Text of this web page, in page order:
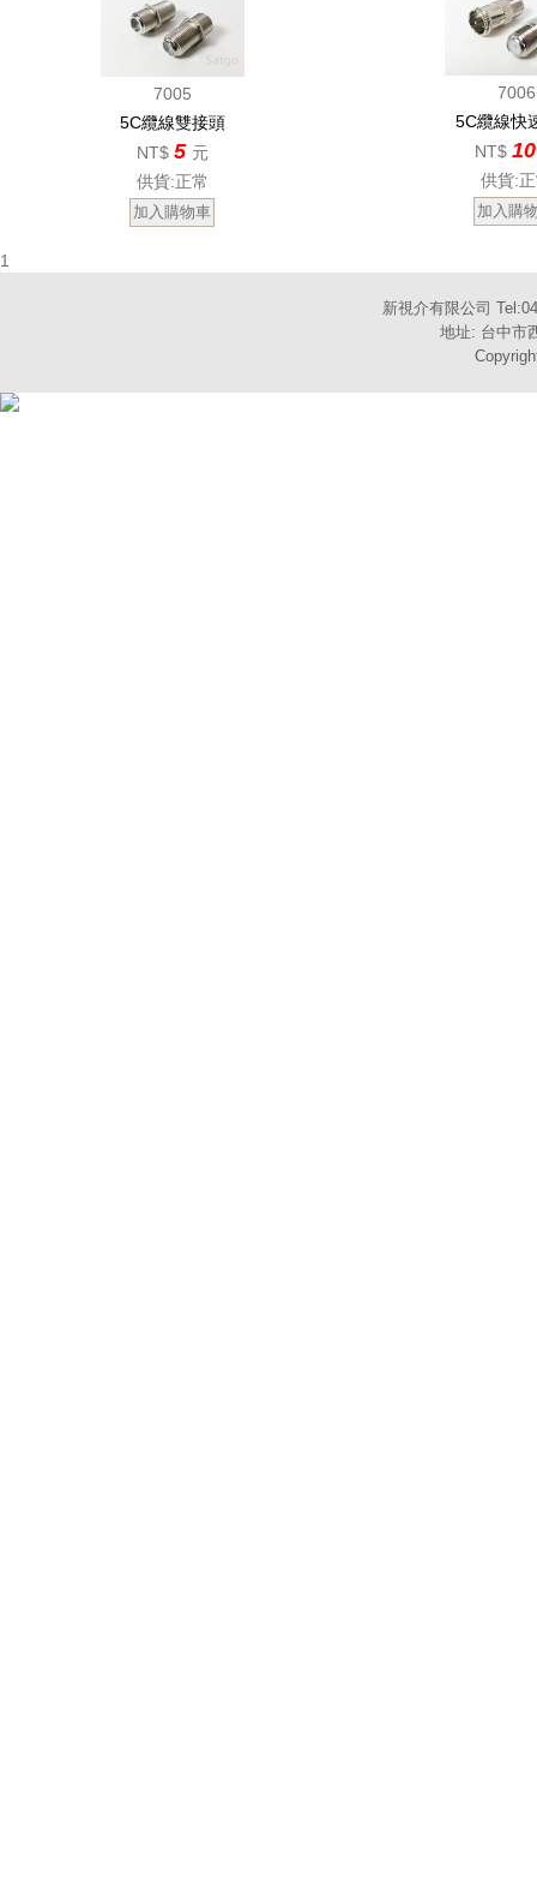
7005
5C纜線雙接頭
NT$ 5 元
供貨:正常
7006
5C纜線快
NT$
供貨:
1
新視介有限公司
地址: 台中市